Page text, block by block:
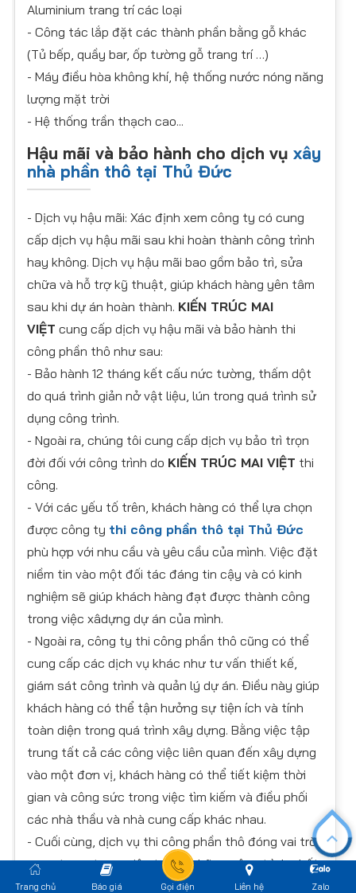
Aluminium trang trí các loại
- Công tác lắp đặt các thành phần bằng gỗ khác
(Tủ bếp, quầy bar, ốp tường gỗ trang trí …)
- Máy điều hòa không khí, hệ thống nước nóng năng
lượng mặt trời
- Hệ thống trần thạch cao...
Hậu mãi và bảo hành cho dịch vụ xây
nhà phần thô tại Thủ Đức
- Dịch vụ hậu mãi: Xác định xem công ty có cung
cấp dịch vụ hậu mãi sau khi hoàn thành công trình
hay không. Dịch vụ hậu mãi bao gồm bảo trì, sửa
chữa và hỗ trợ kỹ thuật, giúp khách hàng yên tâm
sau khi dự án hoàn thành. KIẾN TRÚC MAI
VIỆT cung cấp dịch vụ hậu mãi và bảo hành thi
công phần thô như sau:
- Bảo hành 12 tháng kết cấu nức tường, thấm dột
do quá trình giản nở vật liệu, lún trong quá trình sử
dụng công trình.
- Ngoài ra, chúng tôi cung cấp dịch vụ bảo trì trọn
đời đối với công trình do KIẾN TRÚC MAI VIỆT thi
công.
- Với các yếu tố trên, khách hàng có thể lựa chọn
được công ty thi công phần thô tại Thủ Đức
phù hợp với nhu cầu và yêu cầu của mình. Việc đặt
niềm tin vào một đối tác đáng tin cậy và có kinh
nghiệm sẽ giúp khách hàng đạt được thành công
trong việc xâdựng dự án của mình.
- Ngoài ra, công ty thi công phần thô cũng có thể
cung cấp các dịch vụ khác như tư vấn thiết kế,
giám sát công trình và quản lý dự án. Điều này giúp
khách hàng có thể tận hưởng sự tiện ích và tính
toàn diện trong quá trình xây dựng. Bằng việc tập
trung tất cả các công việc liên quan đến xây dựng
vào một đơn vị, khách hàng có thể tiết kiệm thời
gian và công sức trong việc tìm kiếm và điều phối
các nhà thầu và nhà cung cấp khác nhau.
- Cuối cùng, dịch vụ thi công phần thô đóng vai trò
quan trọng trong việc tạo ra những công trình chất
lượng, an toàn và bền vững. Không chỉ đảm bảo
Trang chủ Báo giá Gọi điện Liên hệ Zalo